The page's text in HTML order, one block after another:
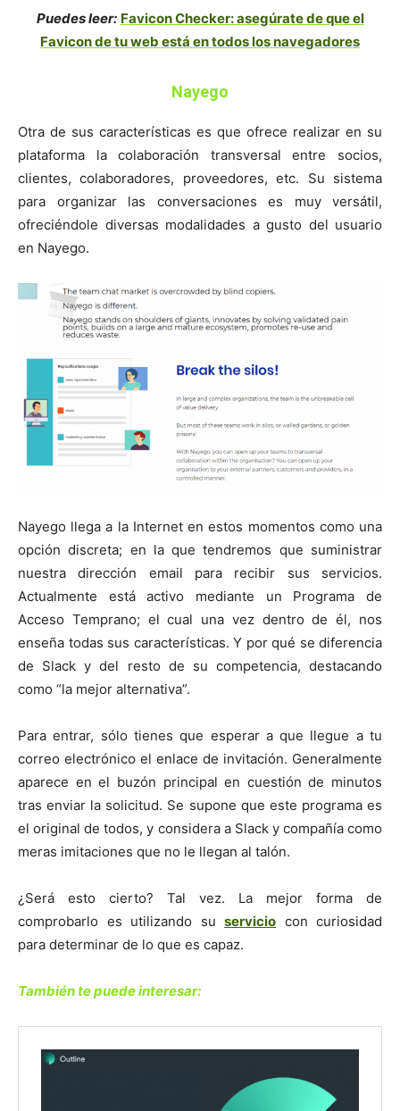
Puedes leer: Favicon Checker: asegúrate de que el
Favicon de tu web está en todos los navegadores
Nayego
Otra de sus características es que ofrece realizar en su
plataforma la colaboración transversal entre socios,
clientes, colaboradores, proveedores, etc. Su sistema
para organizar las conversaciones es muy versátil,
ofreciéndole diversas modalidades a gusto del usuario
en Nayego.
Nayego llega a la Internet en estos momentos como una
opción discreta; en la que tendremos que suministrar
nuestra dirección email para recibir sus servicios.
Actualmente está activo mediante un Programa de
Acceso Temprano; el cual una vez dentro de él, nos
enseña todas sus características. Y por qué se diferencia
de Slack y del resto de su competencia, destacando
como “la mejor alternativa”.
Para entrar, sólo tienes que esperar a que llegue a tu
correo electrónico el enlace de invitación. Generalmente
aparece en el buzón principal en cuestión de minutos
tras enviar la solicitud. Se supone que este programa es
el original de todos, y considera a Slack y compañía como
meras imitaciones que no le llegan al talón.
¿Será esto cierto? Tal vez. La mejor forma de
comprobarlo es utilizando su servicio con curiosidad
para determinar de lo que es capaz.
También te puede interesar: